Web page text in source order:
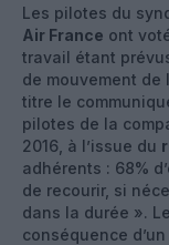
Les pilotes du
Air France ont
travail étant
de mouvement de
titre le
pilotes de la
2016, à l’issue du
adhérents : 68%
de recourir, si
dans la durée ». Le
conséquence